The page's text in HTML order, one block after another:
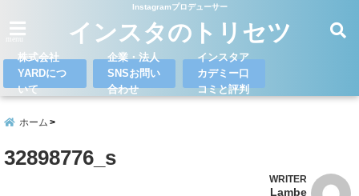
Instagramプロデューサー
インスタのトリセツ
株式会社
YARDにつ
いて
企業・法人
SNSお問い
合わせ
インスタア
カデミー口
コミと評判
ホーム
32898776_s
WRITER
Lambe